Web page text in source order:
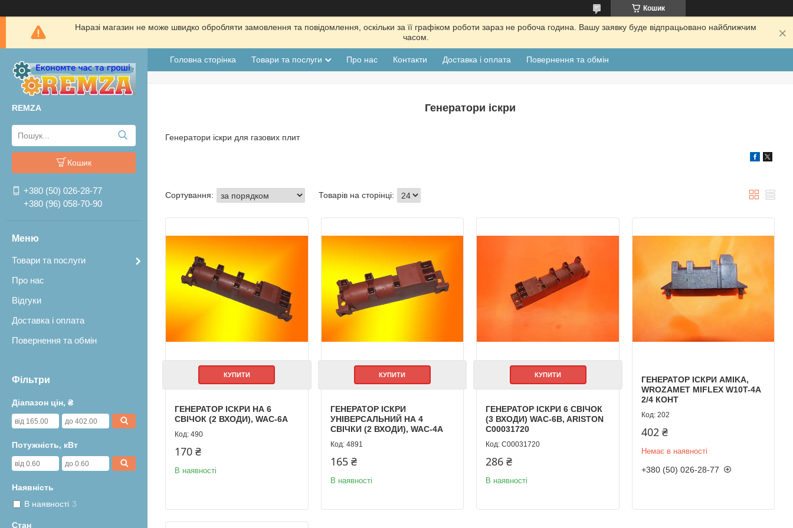
Кошик
Наразі магазин не може швидко обробляти замовлення та повідомлення, оскільки за її графіком роботи зараз не робоча година. Вашу заявку буде відпрацьовано найближчим
часом.
REMZA
Кошик
+380 (50) 026-28-77
+380 (96) 058-70-90
Товари та послуги
Про нас
Відгуки
Доставка і оплата
Повернення та обмін
Фільтри
Діапазон цін, ₴
Потужність, кВт
Наявність
В наявності 3
Стан
Головна сторінка Товари та послуги Про нас Контакти Доставка і оплата Повернення та обмін
Генератори іскри
Генератори іскри для газових плит
КУПИТИ
ГЕНЕРАТОР ІСКРИ НА 6
СВІЧОК (2 ВХОДИ), WAC-6A
490
170 ₴
В наявності
КУПИТИ
ГЕНЕРАТОР ІСКРИ
УНІВЕРСАЛЬНИЙ НА 4
СВІЧКИ (2 ВХОДИ), WAC-4A
4891
165 ₴
В наявності
КУПИТИ
ГЕНЕРАТОР ІСКРИ 6 СВІЧОК
(3 ВХОДИ) WAC-6B, ARISTON
C00031720
C00031720
286 ₴
В наявності
ГЕНЕРАТОР ІСКРИ AMIKA,
WROZAMET MIFLEX W10T-4A
2/4 КОНТ
202
402 ₴
Немає в наявності
+380 (50) 026-28-77